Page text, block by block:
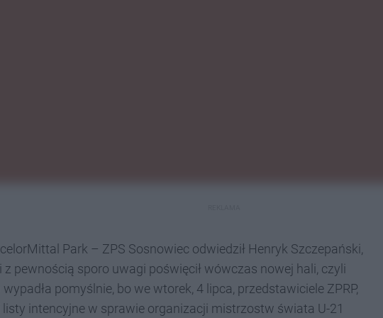
Park – ZPS Sosnowiec odwiedził Henryk Szczepański,
z pewnością sporo uwagi poświęcił wówczas nowej hali, czyli
pomyślnie, bo we wtorek, 4 lipca, przedstawiciele ZPRP,
intencyjne w sprawie organizacji mistrzostw świata U-21